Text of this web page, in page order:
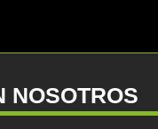
NOSOTROS